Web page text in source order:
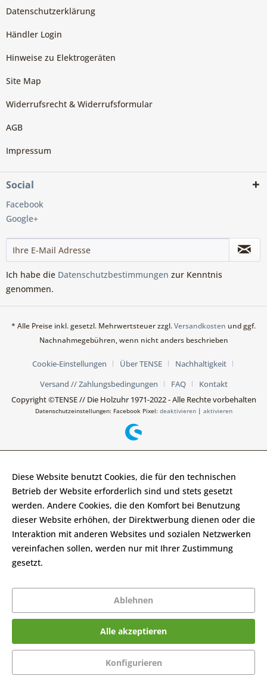
Datenschutzerklärung
Händler Login
Hinweise zu Elektrogeräten
Site Map
Widerrufsrecht & Widerrufsformular
AGB
Impressum
Social
Facebook
Google+
Ich habe die Datenschutzbestimmungen zur Kenntnis
genommen.
* Alle Preise inkl. gesetzl. Mehrwertsteuer zzgl.Versandkosten und ggf.
Nachnahmegebühren, wenn nicht anders beschrieben
Cookie-Einstellungen Über TENSE
Nachhaltigkeit
Versand // Zahlungsbedingungen
FAQ
Kontakt
Copyright ©TENSE // Die Holzuhr 1971-2022 - Alle Rechte vorbehalten
Datenschutzeinstellungen: Facebook Pixel: deaktivieren| aktivieren
Diese Website benutzt Cookies, die für den technischen
Betrieb der Website erforderlich sind und stets gesetzt
werden. Andere Cookies, die den Komfort bei Benutzung
dieser Website erhöhen, der Direktwerbung dienen oder die
Interaktion mit anderen Websites und sozialen Netzwerken
vereinfachen sollen, werden nur mit Ihrer Zustimmung
gesetzt.
Ablehnen
Alle akzeptieren
Konfigurieren